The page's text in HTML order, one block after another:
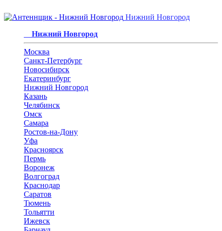
Нижний Новгород
Нижний Новгород
Москва
Санкт-Петербург
Новосибирск
Екатеринбург
Нижний Новгород
Казань
Челябинск
Омск
Самара
Ростов-на-Дону
Уфа
Красноярск
Пермь
Воронеж
Волгоград
Краснодар
Саратов
Тюмень
Тольятти
Ижевск